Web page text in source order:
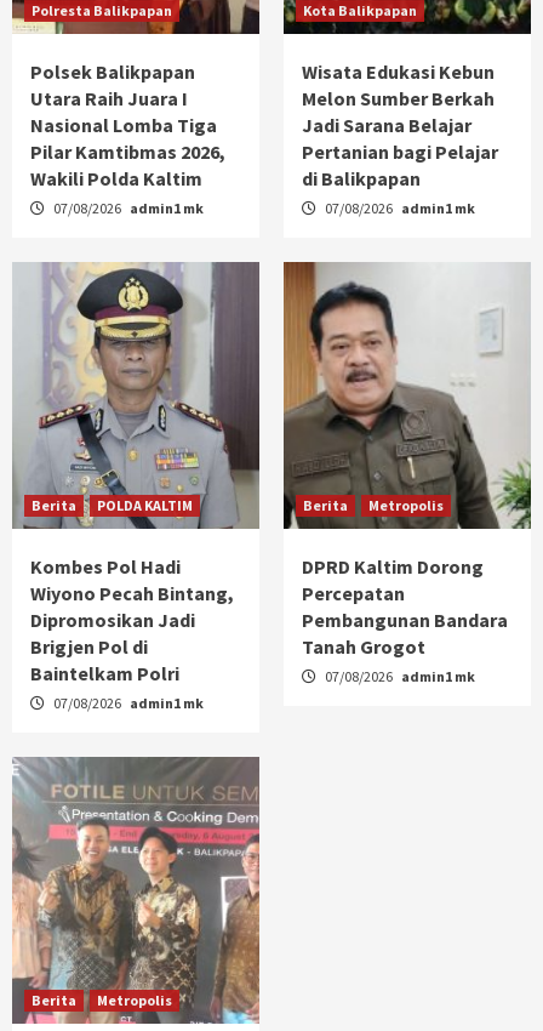
Polresta Balikpapan
Polsek Balikpapan
Utara Raih Juara I
Nasional Lomba Tiga
Pilar Kamtibmas 2026,
Wakili Polda Kaltim
07/08/2026 admin1 mk
Kota Balikpapan
Wisata Edukasi Kebun
Melon Sumber Berkah
Jadi Sarana Belajar
Pertanian bagi Pelajar
di Balikpapan
07/08/2026 admin1 mk
Berita POLDA KALTIM
Kombes Pol Hadi
Wiyono Pecah Bintang,
Dipromosikan Jadi
Brigjen Pol di
Baintelkam Polri
07/08/2026 admin1 mk
Berita Metropolis
DPRD Kaltim Dorong
Percepatan
Pembangunan Bandara
Tanah Grogot
07/08/2026 admin1 mk
Berita Metropolis